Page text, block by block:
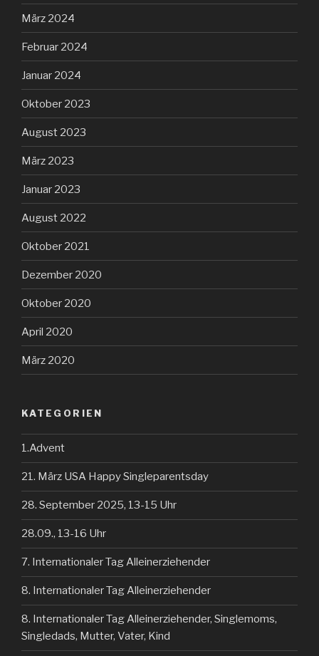
März 2024
Februar 2024
Januar 2024
Oktober 2023
August 2023
März 2023
Januar 2023
August 2022
Oktober 2021
Dezember 2020
Oktober 2020
April 2020
März 2020
KATEGORIEN
1.Advent
21. März USA Happy Singleparentsday
28. September 2025, 13-15 Uhr
28.09., 13-16 Uhr
7. Internationaler Tag Alleinerziehender
8. Internationaler Tag Alleinerziehender
8. Internationaler Tag Alleinerziehender, Singlemoms,
Singledads, Mutter, Vater, Kind